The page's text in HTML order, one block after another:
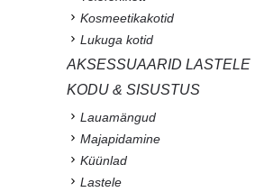
Kosmeetikakotid
Lukuga kotid
AKSESSUAARID LASTELE
KODU & SISUSTUS
Lauamängud
Majapidamine
Küünlad
Lastele